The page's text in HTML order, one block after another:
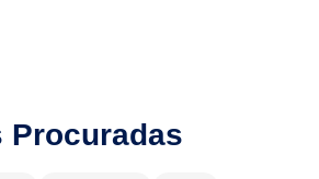
Procuradas